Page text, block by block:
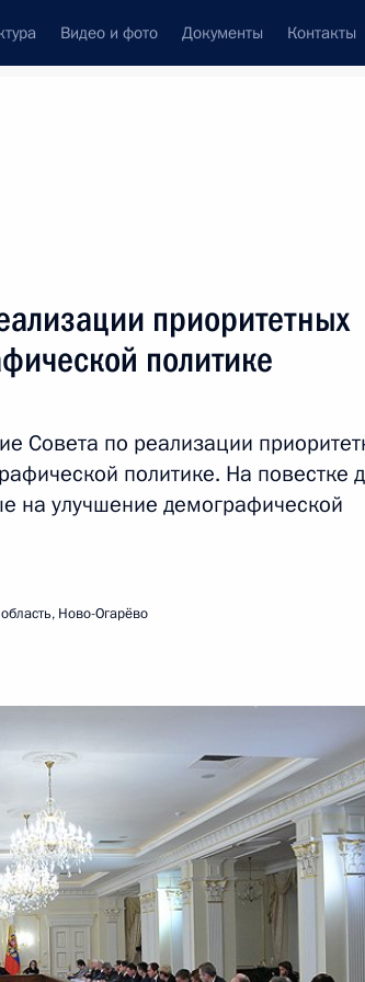
Видео и фото Документы Контакты
следующие материалы
с членами
приоритетных
политике
Совета по реализации
политике. На повестке
на улучшение демографической
Ново-Огарёво